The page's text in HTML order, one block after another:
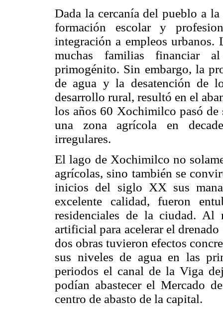
Dada la cercanía del pueblo a
formación escolar y
integración a empleos
muchas familias financiar
primogénito. Sin embargo, la
de agua y la desatención de
desarrollo rural, resultó en el
los años 60 Xochimilco pasó de
una zona agrícola en
irregulares.
El lago de Xochimilco no
agrícolas, sino también se
inicios del siglo XX sus
excelente calidad, fueron
residenciales de la ciudad. Al
artificial para acelerar el
dos obras tuvieron efectos
sus niveles de agua en las
periodos el canal de la Viga
podían abastecer el Mercado
centro de abasto de la capital.